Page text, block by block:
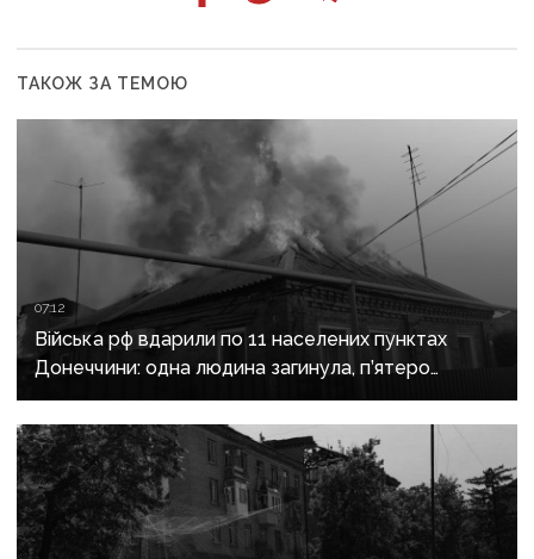
ТАКОЖ ЗА ТЕМОЮ
07:12
Війська рф вдарили по 11 населених пунктах
Донеччини: одна людина загинула, п’ятеро
поранені